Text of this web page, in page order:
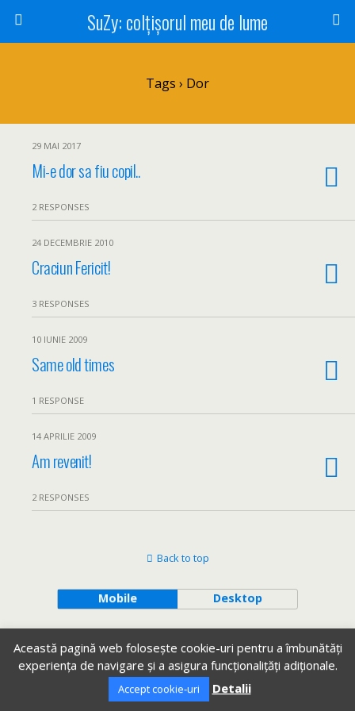
SuZy: colţişorul meu de lume
Tags › Dor
29 MAI 2017
Mi-e dor sa fiu copil..
2 RESPONSES
24 DECEMBRIE 2010
Craciun Fericit!
3 RESPONSES
10 IUNIE 2009
Same old times
1 RESPONSE
14 APRILIE 2009
Am revenit!
2 RESPONSES
Back to top
Mobile Desktop
Această pagină web folosește cookie-uri pentru a îmbunătăți
experiența de navigare și a asigura funcționalițăți adiționale.
Accept cookie-uri Detalii